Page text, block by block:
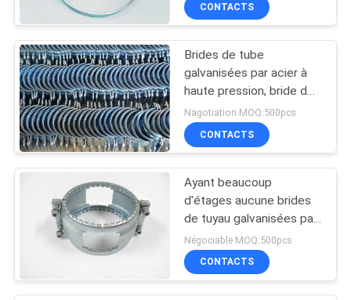
PRIVACY
POLICY
CONTACTS
Brides de tube
galvanisées par acier à
haute pression, bride de
connecteur de tuyau de
support de 8mm
Nagotiation MOQ:500pcs
CONTACTS
Ayant beaucoup
d'étages aucune brides
de tuyau galvanisées par
accouplement de hub,
type bride de tuyau en
caoutchouc
Négociable MOQ:500pcs
CONTACTS